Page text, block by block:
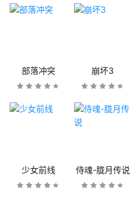
部落冲突 崩坏3
少女前线 侍魂-胧月传说